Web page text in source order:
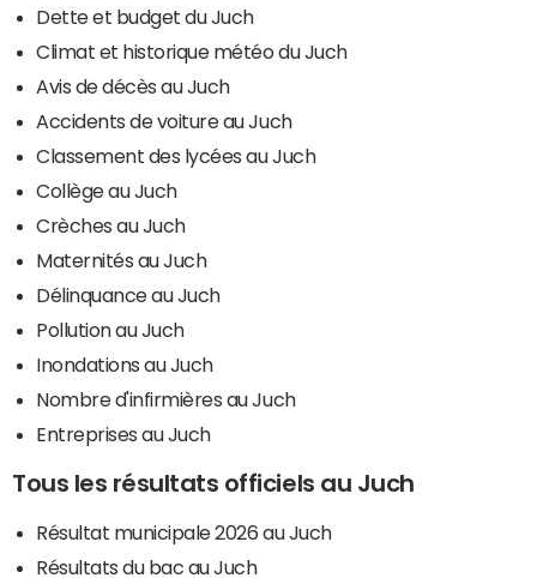
Dette et budget du Juch
Climat et historique météo du Juch
Avis de décès au Juch
Accidents de voiture au Juch
Classement des lycées au Juch
Collège au Juch
Crèches au Juch
Maternités au Juch
Délinquance au Juch
Pollution au Juch
Inondations au Juch
Nombre d'infirmières au Juch
Entreprises au Juch
Tous les résultats officiels au Juch
Résultat municipale 2026 au Juch
Résultats du bac au Juch